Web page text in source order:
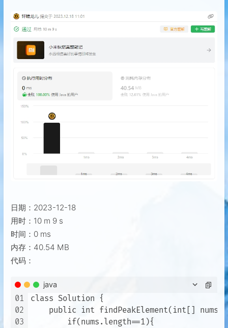
日期：2023-12-18
用时：10 m 9 s
时间：0 ms
内存：40.54 MB
代码：
java
01
02
03
class Solution {
public int findPeakElement(int[] nums)
        if(nums.length==1){